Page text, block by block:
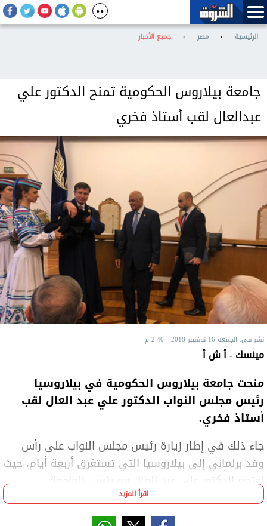
الرئيسية › مصر › جميع الأخبار
جامعة بيلاروس الحكومية تمنح الدكتور علي
عبدالعال لقب أستاذ فخري
نشر في: الجمعة 16 نوفمبر 2018 - 2:40 م
مينسك - أ ش أ
منحت جامعة بيلاروس الحكومية في بيلاروسيا
رئيس مجلس النواب الدكتور علي عبد العال لقب
أستاذ فخري.
جاء ذلك في إطار زيارة رئيس مجلس النواب على رأس
وفد برلماني إلى بيلاروسيا التي تستغرق أربعة أيام، حيث
اجتمع الدكتور علي عبد العال مع رئيس الجامعة
البروفيسور أندريه كورل الحكومية، حيث تبادلا وجهات
النظر حول التعاون الثنائي بين البلدين، وخاصة في مجال
اقرأ المزيد